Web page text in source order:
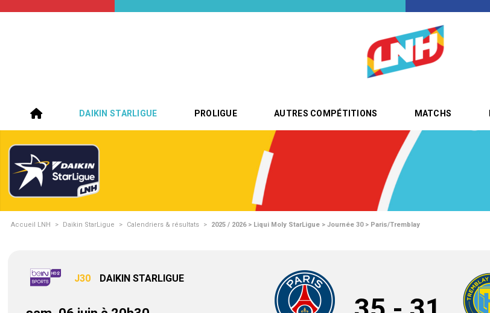
DAIKIN STARLIGUE PROLIGUE AUTRES COMPÉTITIONS MATCHS
Accueil LNH > Daikin StarLigue > Calendriers & résultats > 2025 / 2026 > Liqui Moly StarLigue > Journée 30 > Paris/Tremblay
J30 DAIKIN STARLIGUE